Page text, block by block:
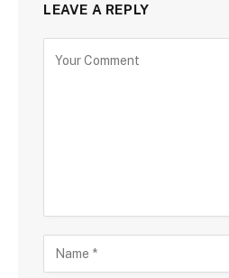
LEAVE A REPLY